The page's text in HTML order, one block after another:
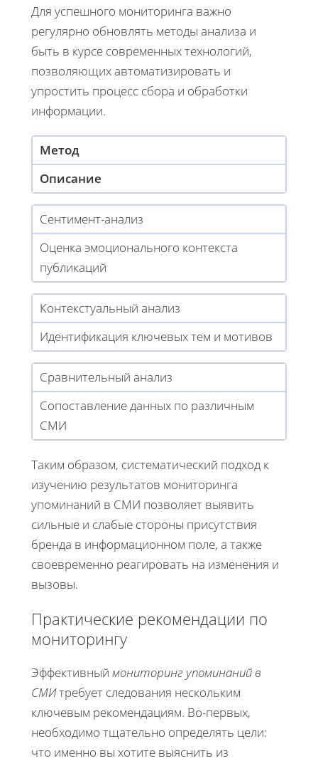
Для успешного мониторинга важно
регулярно обновлять методы анализа и
быть в курсе современных технологий,
позволяющих автоматизировать и
упростить процесс сбора и обработки
информации.
Метод
Описание
Сентимент-анализ
Оценка эмоционального контекста
публикаций
Контекстуальный анализ
Идентификация ключевых тем и мотивов
Сравнительный анализ
Сопоставление данных по различным
СМИ
Таким образом, систематический подход к
изучению результатов мониторинга
упоминаний в СМИ позволяет выявить
сильные и слабые стороны присутствия
бренда в информационном поле, а также
своевременно реагировать на изменения и
вызовы.
Практические рекомендации по
мониторингу
Эффективный мониторинг упоминаний в
СМИтребует следования нескольким
ключевым рекомендациям. Во-первых,
необходимо тщательно определять цели:
что именно вы хотите выяснить из